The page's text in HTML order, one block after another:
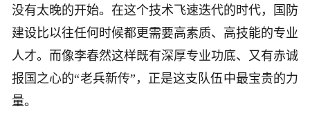
没有太晚的开始。在这个技术飞速迭代的时代，国防
建设比以往任何时候都更需要高素质、高技能的专业
人才。而像李春然这样既有深厚专业功底、又有赤诚
报国之心的“老兵新传”，正是这支队伍中最宝贵的力
量。